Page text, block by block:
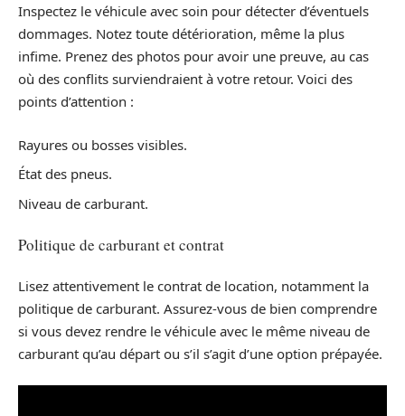
Inspectez le véhicule avec soin pour détecter d’éventuels
dommages. Notez toute détérioration, même la plus
infime. Prenez des photos pour avoir une preuve, au cas
où des conflits surviendraient à votre retour. Voici des
points d’attention :
Rayures ou bosses visibles.
État des pneus.
Niveau de carburant.
Politique de carburant et contrat
Lisez attentivement le contrat de location, notamment la
politique de carburant. Assurez-vous de bien comprendre
si vous devez rendre le véhicule avec le même niveau de
carburant qu’au départ ou s’il s’agit d’une option prépayée.